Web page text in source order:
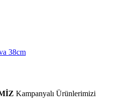
38cm
Kampanyalı Ürünlerimizi